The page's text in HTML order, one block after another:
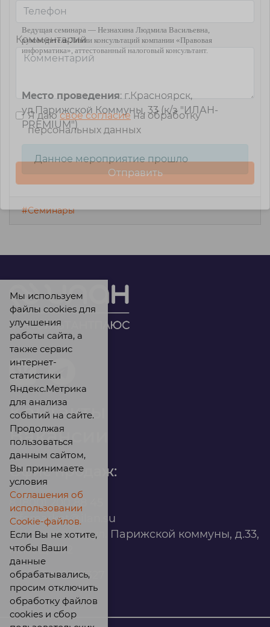
Ведущая семинара — Незнахина Людмила Васильевна,
руководитель Линии консультаций компании «Правовая
информатика», аттестованный налоговый консультант.
Место проведения: г.Красноярск,
ул.Парижской Коммуны, 33 (к/з "ИЛАН-
PREMIUM")
Данное мероприятие прошло
#Семинары
Контакты
Вакансии
Офис продаж:
infomarket@ilan.su
г. Красноярск, ул. Парижской коммуны, д.33,
помещ. 302
ИНН: 2465263327
Комментарий
Я даюсвое согласие на обработку
персональных данных
Мы используем
файлы cookies для
улучшения
работы сайта, а
также сервис
интернет-
статистики
Яндекс.Метрика
для анализа
событий на сайте.
Продолжая
пользоваться
данным сайтом,
Вы принимаете
условия
Соглашения об
использовании
Cookie-файлов.
Если Вы не хотите,
чтобы Ваши
данные
обрабатывались,
просим отключить
обработку файлов
cookies и сбор